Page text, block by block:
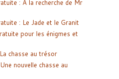
: A la recherche de Mr
: Le Jade et le Granit
pour les énigmes et
chasse au trésor
nouvelle chasse au